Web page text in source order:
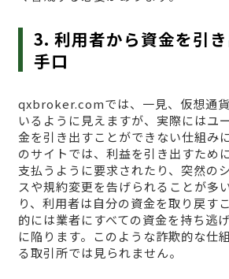
3. 利用者から資金を引
手口
qxbroker.comでは、一見、仮想通
いるように見えますが、実際にはユ
金を引き出すことができない仕組み
のサイトでは、利益を引き出すため
支払うように要求されたり、突然の
スや規約変更を告げられることが多
り、利用者は自分の資金を取り戻す
的には業者にすべての資金を持ち逃
に陥ります。このような詐欺的な仕
る取引所では見られません。